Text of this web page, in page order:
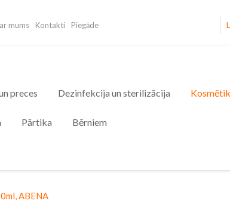
mums Kontakti Piegāde
preces Dezinfekcija un sterilizācija
Pārtika Bērniem
ABENA